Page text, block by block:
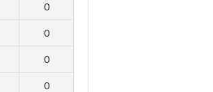
0
0
0
0